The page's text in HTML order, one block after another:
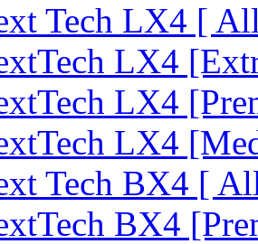
Tech LX4 [
LX4
LX4
LX4
Tech BX4 [
BX4